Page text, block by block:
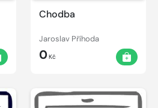
Chodba
Jaroslav Příhoda
0Kč